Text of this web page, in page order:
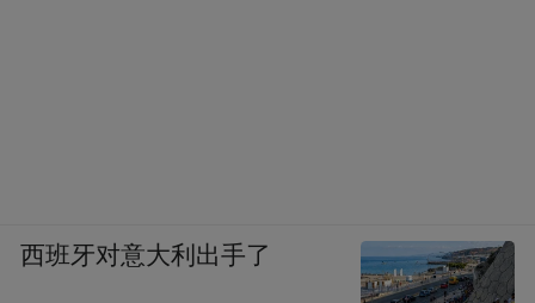
西班牙对意大利出手了